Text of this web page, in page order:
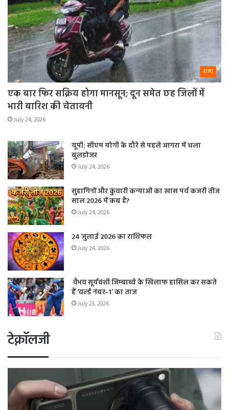
राज्य
एक बार फिर सक्रिय होगा मानसून; दून समेत छह जिलों में
भारी बारिश की चेतावनी
July 24, 2026
यूपी: सीएम योगी के दौरे से पहले आगरा में चला
बुलडोजर
July 24, 2026
सुहागिनों और कुंवारी कन्याओं का खास पर्व कजरी तीज
साल 2026 में कब है?
July 24, 2026
24 जुलाई 2026 का राशिफल
July 24, 2026
वैभव सूर्यवंशी जिम्बाब्वे के खिलाफ हासिल कर सकते
हैं ‘वर्ल्ड नंबर-1’ का ताज
July 23, 2026
टेक्नॉलजी